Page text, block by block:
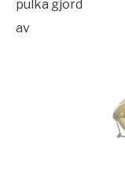
pulka gjord
av